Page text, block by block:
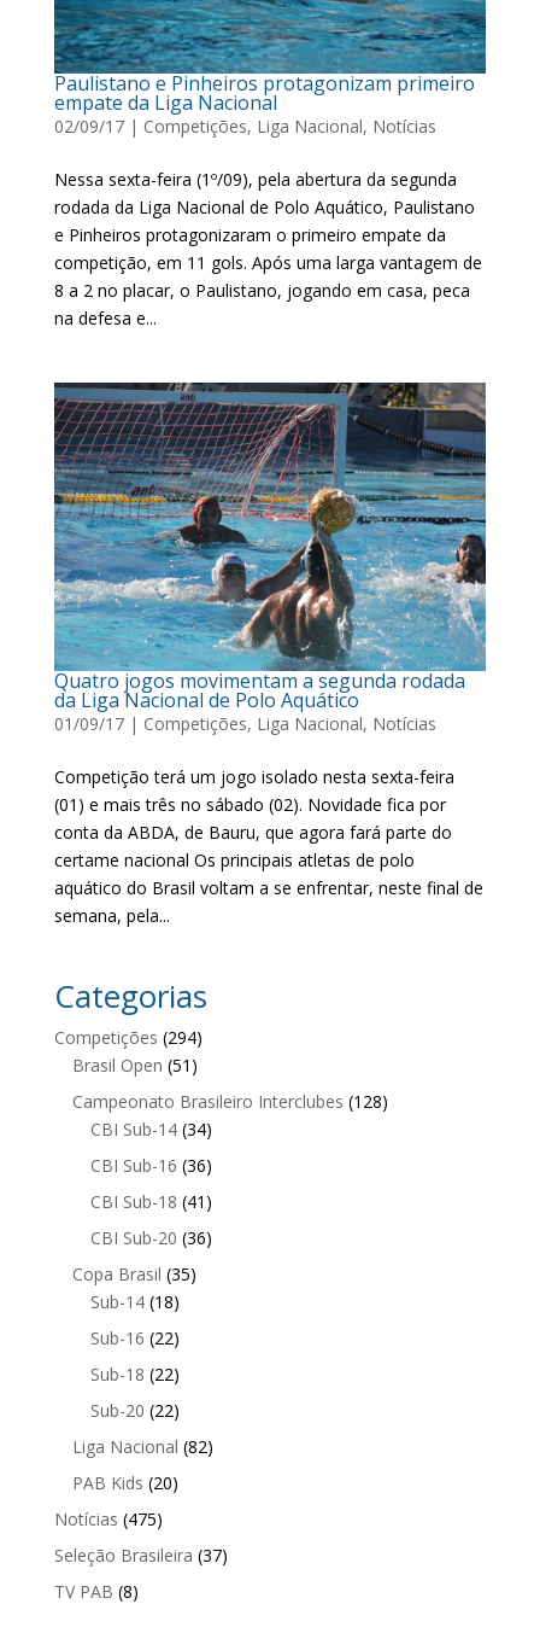
Paulistano e Pinheiros protagonizam primeiro
empate da Liga Nacional
02/09/17| Competições, Liga Nacional, Notícias
Nessa sexta-feira (1º/09), pela abertura da segunda
rodada da Liga Nacional de Polo Aquático, Paulistano
e Pinheiros protagonizaram o primeiro empate da
competição, em 11 gols. Após uma larga vantagem de
8 a 2 no placar, o Paulistano, jogando em casa, peca
na defesa e...
Quatro jogos movimentam a segunda rodada
da Liga Nacional de Polo Aquático
01/09/17| Competições, Liga Nacional, Notícias
Competição terá um jogo isolado nesta sexta-feira
(01) e mais três no sábado (02). Novidade fica por
conta da ABDA, de Bauru, que agora fará parte do
certame nacional Os principais atletas de polo
aquático do Brasil voltam a se enfrentar, neste final de
semana, pela...
Categorias
Competições (294)
Brasil Open (51)
Campeonato Brasileiro Interclubes (128)
CBI Sub-14(34)
CBI Sub-16 (36)
CBI Sub-18 (41)
CBI Sub-20 (36)
Copa Brasil (35)
Sub-14(18)
Sub-16 (22)
Sub-18 (22)
Sub-20 (22)
Liga Nacional (82)
PAB Kids (20)
Notícias (475)
Seleção Brasileira (37)
TV PAB (8)